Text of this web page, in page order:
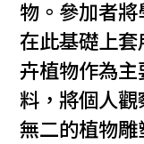
物。參加者將
在此基礎上
卉植物作為
料，將個人
無二的植物